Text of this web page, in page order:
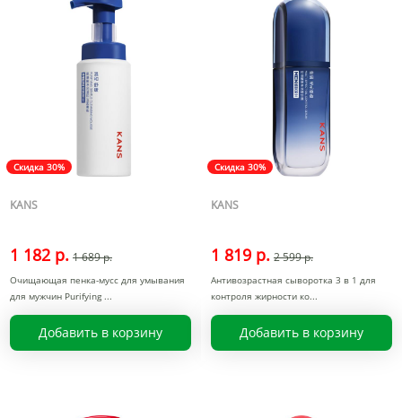
Скидка 30%
KANS
1 182 р. 1 689 р.
Очищающая пенка-мусс для умывания
для мужчин Purifying
Добавить в корзину
Скидка 30%
KANS
1 819 р. 2 599 р.
Антивозрастная сыворотка 3 в 1 для
контроля жирности ко
Добавить в корзину